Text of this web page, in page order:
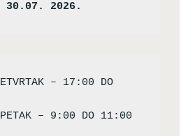
30.07. 2026.
– 17:00 DO
– 9:00 DO 11:00